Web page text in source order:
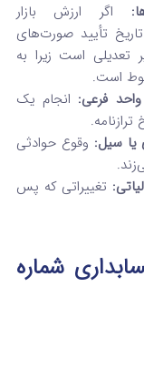
اگر ارزش بازار
تاریخ تأیید صورت‌های
تعدیلی است زیرا به
است.
فرعی: انجام یک
یا سیل: وقوع حوادثی
تغییراتی که پس
شماره